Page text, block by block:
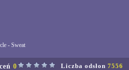
- Sweat
0 Liczba odsłon 7556